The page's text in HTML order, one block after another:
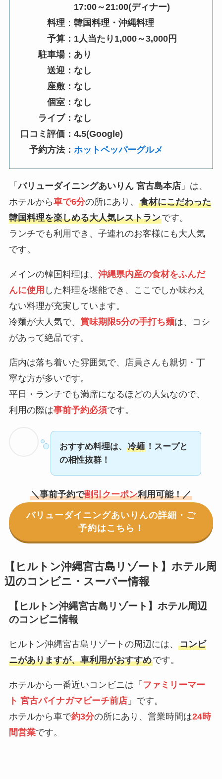
17:00～21:00(ディナー)
料理 ：韓国料理・沖縄料理
予算：1人当たり1,000～3,000円
駐車場：あり
送迎：なし
座敷：なし
個室：なし
ライブ：なし
口コミ評価：4.5(Google)
予約方法：ホットペッパーグルメ
「バリューダイニングあいりん 宮古島本店」は、
ホテルから車で6分の所にあり、 食材にこだわった
韓国料理を楽しめる大人気レストランです。
ランチでも利用でき、子連れのお客様にも大人気
です。
メインの韓国料理は、 沖縄県内産の食材をふんだ
んに使用 した料理を堪能でき、ここでしか味わえ
ない料理が充実しています。
冷麺が大人気で、 賞味期限5分の手打ち麺は、コシ
があって絶品です。
店内は落ち着いた雰囲気で、店員さんも親切・丁
寧な方が多いです。
平日・ランチでも満席になるほどの人気なので、
利用の際は事前予約必須です。
おすすめ料理は、 冷麺！スープと
の相性抜群！
＼事前予約で割引クーポン利用可能！／
バリューダイニングあいりんの詳細・ご
予約はこちら！
【ヒルトン沖縄宮古島リゾート】ホテル周
辺のコンビニ・スーパー情報
【ヒルトン沖縄宮古島リゾート】ホテル周辺
のコンビニ情報
ヒルトン沖縄宮古島リゾートの周辺には、 コンビ
ニがありますが、車利用がおすすめです。
ホテルから一番近いコンビニは「 ファミリーマー
ト 宮古パイナガマビーチ前店」です。
ホテルから車で約3分の所にあり、営業時間は24時
間営業です。